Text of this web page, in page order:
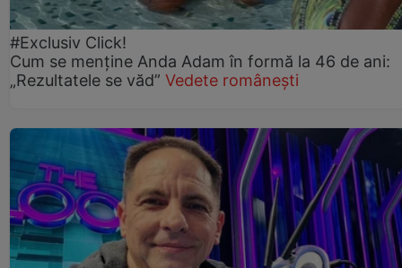
#Exclusiv Click!
Cum se menține Anda Adam în formă la 46 de ani:
„Rezultatele se văd” Vedete românești